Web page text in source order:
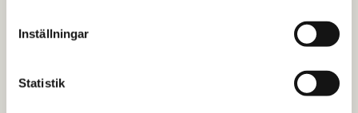
Inställningar
Statistik
Wire: 4mm x 15m
Volt: 12v